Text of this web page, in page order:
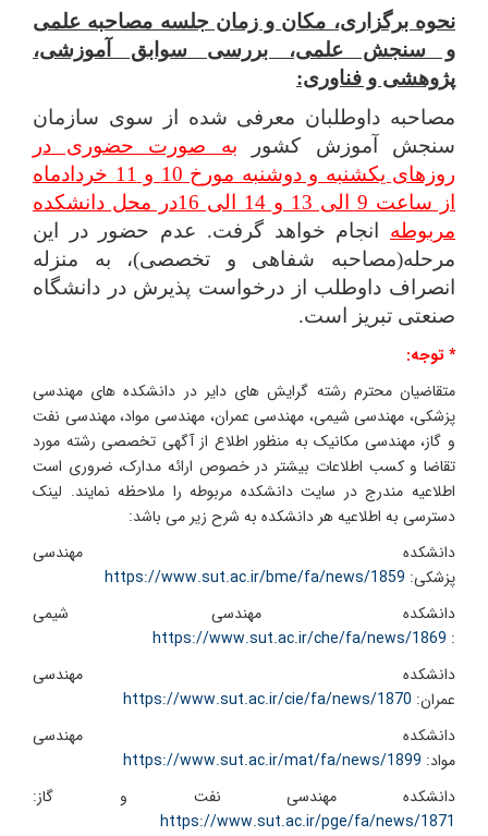
نحوه برگزاری، مکان و زمان جلسه مصاحبه علمی
و سنجش علمی، بررسی سوابق آموزشی،
پژوهشی و فناوری:
مصاحبه داوطلبان معرفی شده از سوی سازمان
سنجش آموزش کشور به صورت حضوری در
روزهای یکشنبه و دوشنبه مورخ 10 و 11 خردادماه
از ساعت 9 الی 13 و 14 الی 16در محل دانشکده
مربوطه انجام خواهد گرفت. عدم حضور در این
مرحله(مصاحبه شفاهی و تخصصی)، به منزله
انصراف داوطلب از درخواست پذیرش در دانشگاه
صنعتی تبریز است.
* توجه:
متقاضیان محترم رشته گرایش های دایر در دانشکده های مهندسی
پزشکی، مهندسی شیمی، مهندسی عمران، مهندسی مواد، مهندسی نفت
و گاز، مهندسی مکانیک به منظور اطلاع از آگهی تخصصی رشته مورد
تقاضا و کسب اطلاعات بیشتر در خصوص ارائه مدارک، ضروری است
اطلاعیه مندرج در سایت دانشکده مربوطه را ملاحظه نمایند. لینک
دسترسی به اطلاعیه هر دانشکده به شرح زیر می باشد:
دانشکده مهندسی
پزشکی: https://www.sut.ac.ir/bme/fa/news/1859
دانشکده مهندسی شیمی
:
https://www.sut.ac.ir/che/fa/news/1869
دانشکده مهندسی
عمران: https://www.sut.ac.ir/cie/fa/news/1870
دانشکده مهندسی
مواد: https://www.sut.ac.ir/mat/fa/news/1899
دانشکده مهندسی نفت و گاز:
https://www.sut.ac.ir/pge/fa/news/1871